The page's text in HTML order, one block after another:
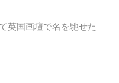
英国画壇で名を馳せた